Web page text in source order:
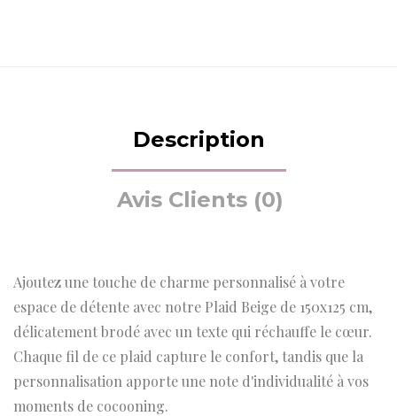
Description
Avis Clients (0)
Ajoutez une touche de charme personnalisé à votre
espace de détente avec notre Plaid Beige de 150x125 cm,
délicatement brodé avec un texte qui réchauffe le cœur.
Chaque fil de ce plaid capture le confort, tandis que la
personnalisation apporte une note d'individualité à vos
moments de cocooning.